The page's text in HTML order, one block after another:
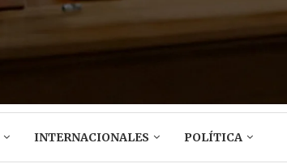
INTERNACIONALES POLÍTICA